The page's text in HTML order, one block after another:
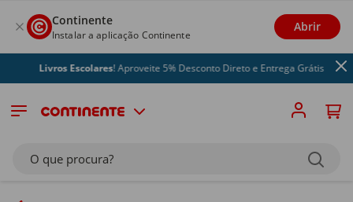
Continente
Instalar a aplicação Continente
Abrir
Livros Escolares! Aproveite 5% Desconto Direto e Entrega Grátis
O que procura?